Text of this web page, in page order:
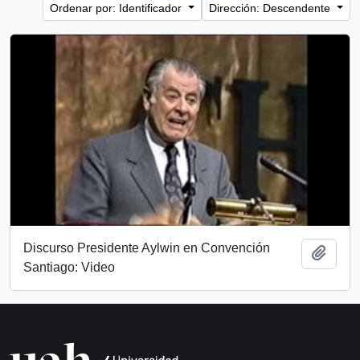
Ordenar por: Identificador
Dirección: Descendente
Discurso Presidente Aylwin en Convención
Santiago: Video